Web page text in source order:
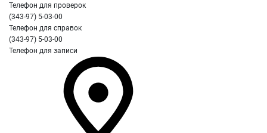
Телефон для проверок
(343-97) 5-03-00
Телефон для справок
(343-97) 5-03-00
Телефон для записи